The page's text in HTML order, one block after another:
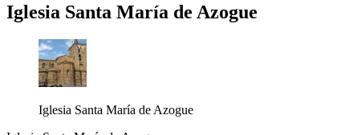
Iglesia Santa María de Azogue
Iglesia Santa María de Azogue